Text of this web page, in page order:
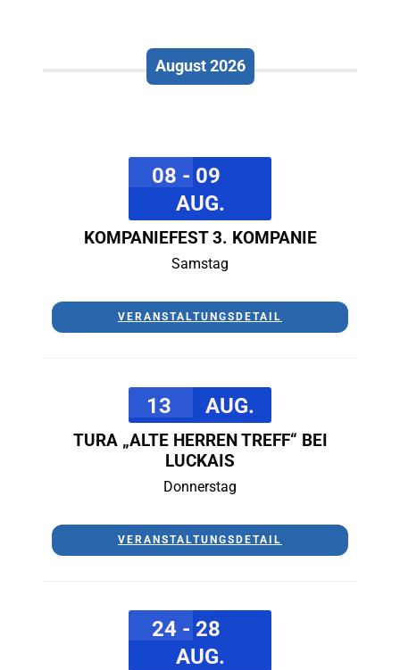
August 2026
08 - 09
AUG.
KOMPANIEFEST 3. KOMPANIE
Samstag
VERANSTALTUNGSDETAIL
13 AUG.
TURA „ALTE HERREN TREFF“ BEI
LUCKAIS
Donnerstag
VERANSTALTUNGSDETAIL
24 - 28
AUG.